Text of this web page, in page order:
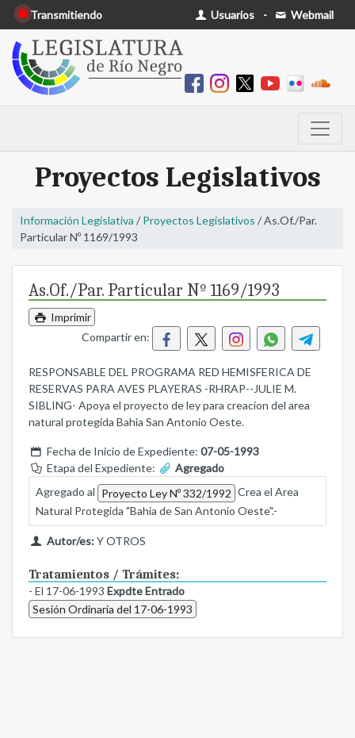
Transmitiendo Usuarios - Webmail
Proyectos Legislativos
Información Legislativa / Proyectos Legislativos / As.Of./Par.
Particular Nº 1169/1993
As.Of./Par. Particular Nº 1169/1993
Imprimir
Compartir en:
RESPONSABLE DEL PROGRAMA RED HEMISFERICA DE
RESERVAS PARA AVES PLAYERAS -RHRAP--JULIE M.
SIBLING- Apoya el proyecto de ley para creacion del area
natural protegida Bahia San Antonio Oeste.
Fecha de Inicio de Expediente: 07-05-1993
Etapa del Expediente:
Agregado
Agregado al Proyecto Ley Nº 332/1992 Crea el Area
Natural Protegida "Bahia de San Antonio Oeste".-
Autor/es:Y OTROS
Tratamientos / Trámites:
- El 17-06-1993 Expdte Entrado
Sesión Ordinaria del 17-06-1993